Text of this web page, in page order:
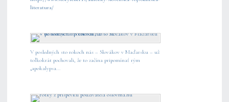
literatura/
V posledných sto rokoch nás – Slovákov v Maďarsku – už
toľkokrát pochovali, že to začína pripomínať rým
„apokalypsa...